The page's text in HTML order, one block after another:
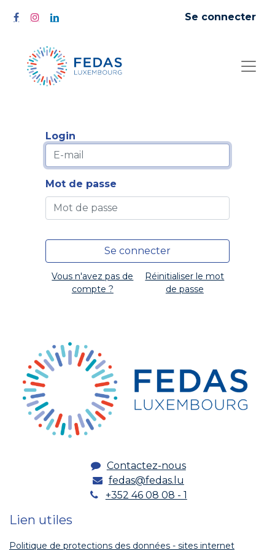
Se connecter
Login
Mot de passe
Se connecter
Vous n'avez pas de
compte ?
Réinitialiser le mot
de passe
Contactez-nous
fedas@fedas.lu
+352 46 08 08 - 1
Lien utiles
Politique de protections des données - sites internet